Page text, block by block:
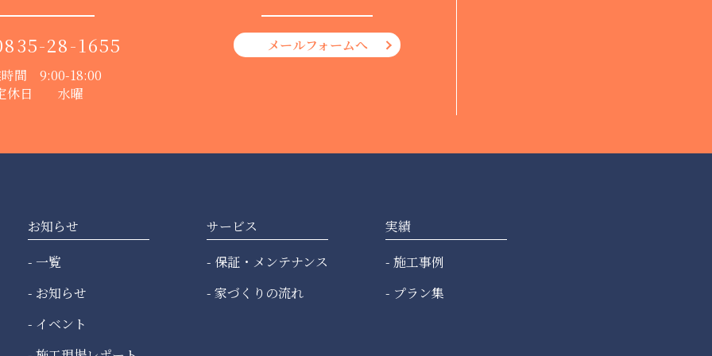
28-1655
時間 9:00-18:00
休日 水曜
メールフォームへ
お知らせ
一覧
お知らせ
イベント
サービス
保証・メンテナンス
家づくりの流れ
実績
施工事例
プラン集